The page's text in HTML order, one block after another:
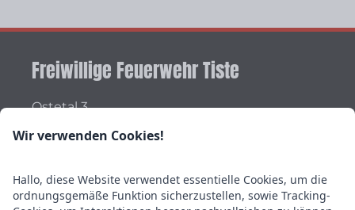
Freiwillige Feuerwehr Tiste
Ostetal 3
Matthias Reith Stellvertretender
Ortsbrandmeister Luca Schmellekamp
Wir verwenden Cookies!
Hallo, diese Website verwendet essentielle Cookies, um die
ordnungsgemäße Funktion sicherzustellen, sowie Tracking-